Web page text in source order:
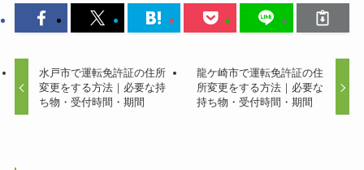
水戸市で運転免許証の住所
変更をする方法｜必要な持
ち物・受付時間・期間
龍ケ崎市で運転免許証の住
所変更をする方法｜必要な
持ち物・受付時間・期間